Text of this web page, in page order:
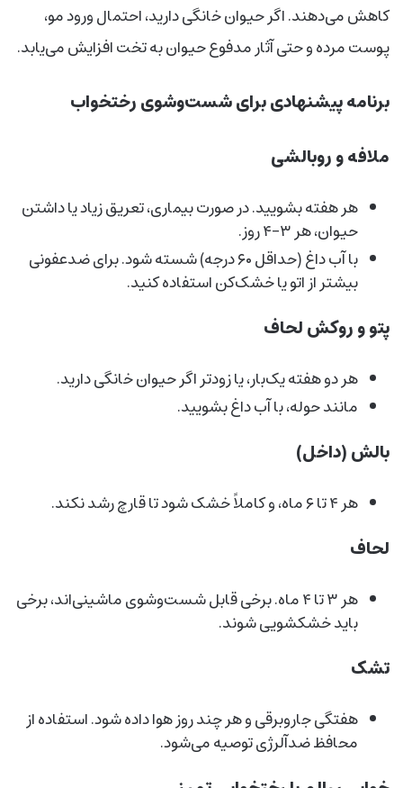
کاهش می‌دهند. اگر حیوان خانگی دارید، احتمال ورود مو،
پوست مرده و حتی آثار مدفوع حیوان به تخت افزایش می‌یابد.
برنامه پیشنهادی برای شست‌وشوی رختخواب
ملافه و روبالشی
هر هفته بشویید. در صورت بیماری، تعریق زیاد یا داشتن
حیوان، هر ۳–۴ روز.
با آب داغ (حداقل ۶۰ درجه) شسته شود. برای ضدعفونی
بیشتر از اتو یا خشک‌کن استفاده کنید.
پتو و روکش لحاف
هر دو هفته یک‌بار، یا زودتر اگر حیوان خانگی دارید.
مانند حوله، با آب داغ بشویید.
بالش (داخل)
هر ۴ تا ۶ ماه، و کاملاً خشک شود تا قارچ رشد نکند.
لحاف
هر ۳ تا ۴ ماه. برخی قابل شست‌وشوی ماشینی‌اند، برخی
باید خشکشویی شوند.
تشک
هفتگی جاروبرقی و هر چند روز هوا داده شود. استفاده از
محافظ ضدآلرژی توصیه می‌شود.